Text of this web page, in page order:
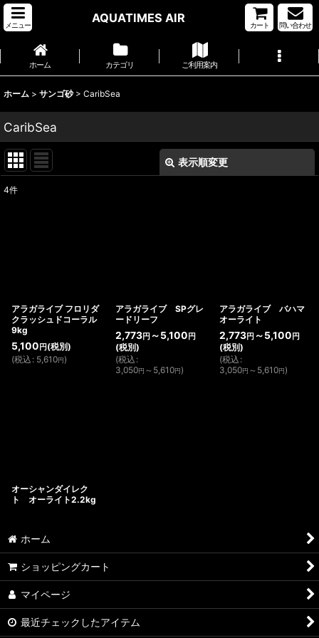
メニュー
AQUATIMES AIR
カート 問い合わせ
ホーム カテゴリ ご利用案内
ホーム > サンゴ砂 > CaribSea
CaribSea
表示順変更
4件
アラガライブ フロリダ
クラッシュドコーラル
9kg
5,100 円 (税別)
(税込 : 5,610円)
アラガライブ SPグレ
ードリーフ
2,773円～5,100 円
(税別)
(税込 :
3,050円 ～5,610円)
アラガライブ バハマ
オーライト
2,773円～5,100 円
(税別)
(税込 :
3,050円 ～5,610円)
オーシャンダイレク
ト オーライト2.2kg
ホーム
ショッピングカート
マイページ
最近チェックしたアイテム